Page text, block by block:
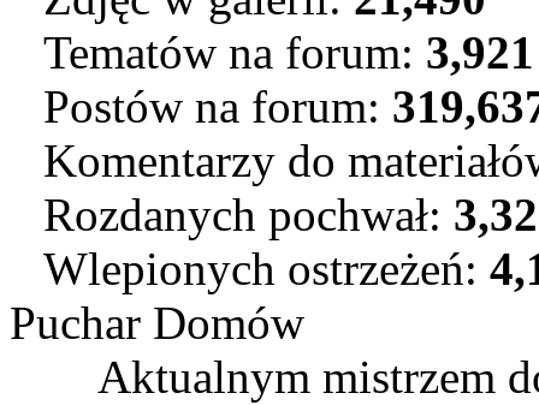
Tematów na forum: 3,921
Postów na forum:
Komentarzy do
Rozdanych pochwał:
Wlepionych ostrzeżeń:
Puchar Domów
Aktualnym mistrzem